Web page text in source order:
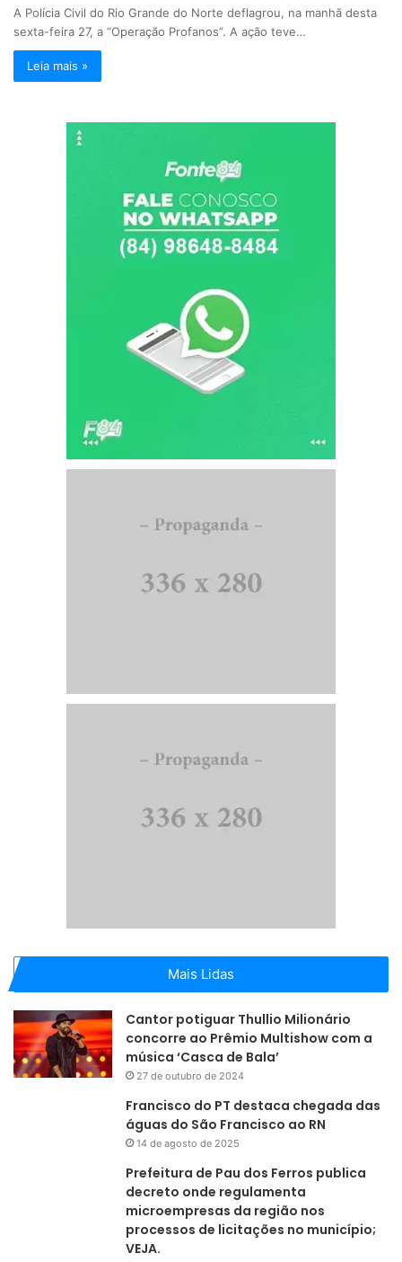
A Polícia Civil do Rio Grande do Norte deflagrou, na manhã desta
sexta-feira 27, a “Operação Profanos”. A ação teve…
Leia mais »
Mais Lidas
Cantor potiguar Thullio Milionário
concorre ao Prêmio Multishow com a
música ‘Casca de Bala’
27 de outubro de 2024
Francisco do PT destaca chegada das
águas do São Francisco ao RN
14 de agosto de 2025
Prefeitura de Pau dos Ferros publica
decreto onde regulamenta
microempresas da região nos
processos de licitações no município;
VEJA.